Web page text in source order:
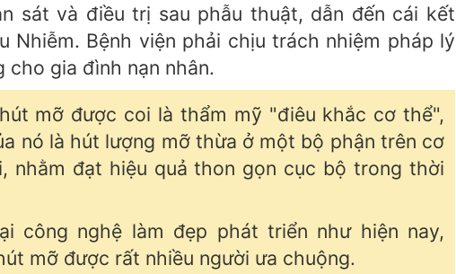
sát và điều trị sau phẫu thuật, dẫn đến cái kết
Nhiễm. Bệnh viện phải chịu trách nhiệm pháp lý
cho gia đình nạn nhân.
mỡ được coi là thẩm mỹ "điêu khắc cơ thể",
nó là hút lượng mỡ thừa ở một bộ phận trên cơ
nhằm đạt hiệu quả thon gọn cục bộ trong thời
công nghệ làm đẹp phát triển như hiện nay,
mỡ được rất nhiều người ưa chuộng.